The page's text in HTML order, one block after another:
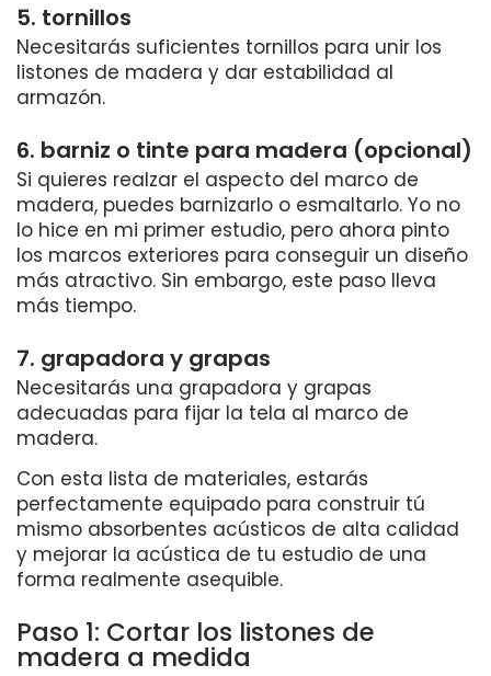
5. tornillos
Necesitarás suficientes tornillos para unir los
listones de madera y dar estabilidad al
armazón.
6. barniz o tinte para madera (opcional)
Si quieres realzar el aspecto del marco de
madera, puedes barnizarlo o esmaltarlo. Yo no
lo hice en mi primer estudio, pero ahora pinto
los marcos exteriores para conseguir un diseño
más atractivo. Sin embargo, este paso lleva
más tiempo.
7. grapadora y grapas
Necesitarás una grapadora y grapas
adecuadas para fijar la tela al marco de
madera.
Con esta lista de materiales, estarás
perfectamente equipado para construir tú
mismo absorbentes acústicos de alta calidad
y mejorar la acústica de tu estudio de una
forma realmente asequible.
Paso 1: Cortar los listones de
madera a medida